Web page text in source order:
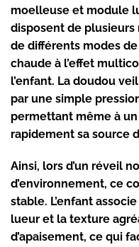
moelleuse et module
disposent de plusieurs
de différents modes
chaude à l’effet
l’enfant. La doudou
par une simple
permettant même à
rapidement sa source
Ainsi, lors d’un réveil
d’environnement, ce
stable. L’enfant
lueur et la texture
d’apaisement, ce qui